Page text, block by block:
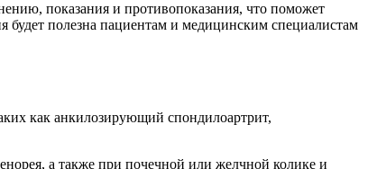
показания и противопоказания, что поможет
будет полезна пациентам и медицинским специалистам
как анкилозирующий спондилоартрит,
а также при почечной или желчной колике и